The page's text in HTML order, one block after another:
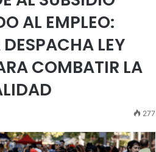
AL EMPLEO:
LEY
COMBATIR LA
277